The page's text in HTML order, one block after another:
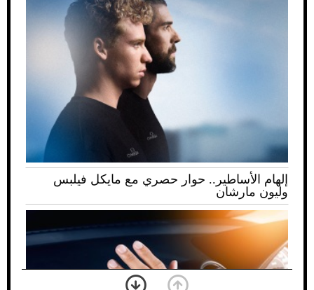
إلهام الأساطير.. حوار حصري مع مايكل فيلبس
وليون مارشان